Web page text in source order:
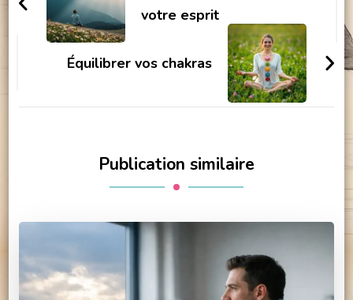
votre esprit
Équilibrer vos chakras
Publication similaire